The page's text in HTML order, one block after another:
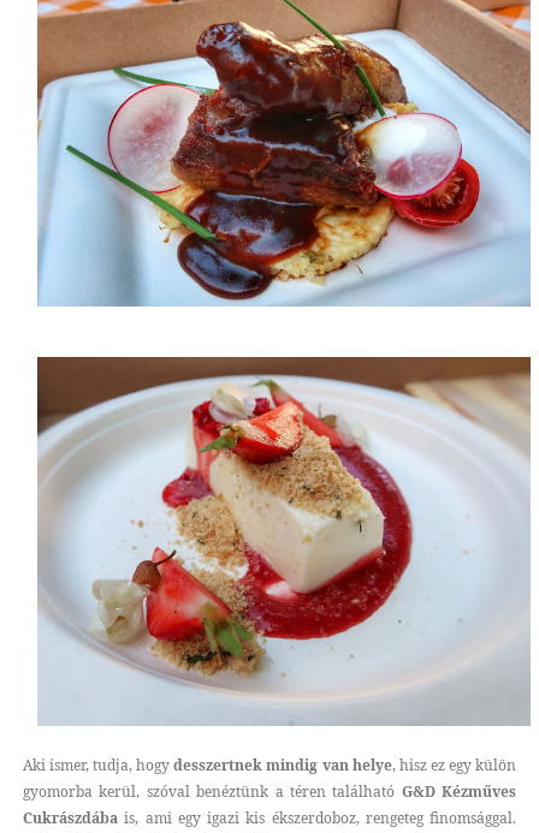
Aki ismer, tudja, hogydesszertnek mindig van helye, hisz ez egy külön
gyomorba kerül, szóval benéztünk a téren található G&D Kézműves
Cukrászdába is, ami egy igazi kis ékszerdoboz, rengeteg finomsággal.